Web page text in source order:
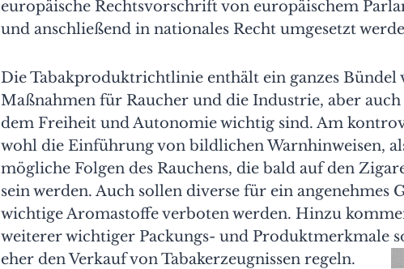
europäische Rechtsvorschrift von europäischem
und anschließend in nationales Recht umgesetzt
Die Tabakproduktrichtlinie enthält ein ganzes Bündel
Maßnahmen für Raucher und die Industrie, aber
dem Freiheit und Autonomie wichtig sind. Am
wohl die Einführung von bildlichen Warnhinweisen,
mögliche Folgen des Rauchens, die bald auf den
sein werden. Auch sollen diverse für ein angenehmes
wichtige Aromastoffe verboten werden. Hinzu
weiterer wichtiger Packungs- und Produktmerkmale
eher den Verkauf von Tabakerzeugnissen regeln.